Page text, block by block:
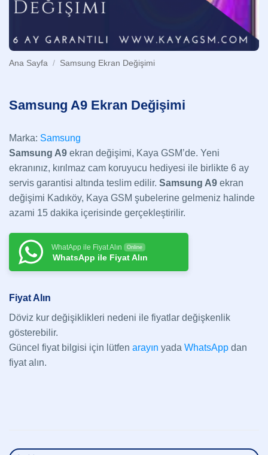
Ana Sayfa / Samsung Ekran Değişimi
Samsung A9 Ekran Değişimi
Marka: Samsung
Samsung A9 ekran değişimi, Kaya GSM’de. Yeni
ekranınız, kırılmaz cam koruyucu hediyesi ile birlikte 6 ay
servis garantisi altında teslim edilir. Samsung A9 ekran
değişimi Kadıköy, Kaya GSM şubelerine gelmeniz halinde
azami 15 dakika içerisinde gerçekleştirilir.
WhatApp ile Fiyat Alın Online
WhatsApp ile Fiyat Alın
Fiyat Alın
Döviz kur değişiklikleri nedeni ile fiyatlar değişkenlik
gösterebilir.
Güncel fiyat bilgisi için lütfen arayın yada WhatsApp dan
fiyat alın.